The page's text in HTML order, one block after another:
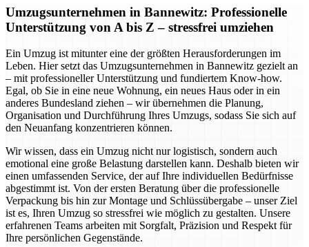
Umzugsunternehmen in Bannewitz: Professionelle
Unterstützung von A bis Z – stressfrei umziehen
Ein Umzug ist mitunter eine der größten Herausforderungen im
Leben. Hier setzt das Umzugsunternehmen in Bannewitz gezielt an
– mit professioneller Unterstützung und fundiertem Know-how.
Egal, ob Sie in eine neue Wohnung, ein neues Haus oder in ein
anderes Bundesland ziehen – wir übernehmen die Planung,
Organisation und Durchführung Ihres Umzugs, sodass Sie sich auf
den Neuanfang konzentrieren können.
Wir wissen, dass ein Umzug nicht nur logistisch, sondern auch
emotional eine große Belastung darstellen kann. Deshalb bieten wir
einen umfassenden Service, der auf Ihre individuellen Bedürfnisse
abgestimmt ist. Von der ersten Beratung über die professionelle
Verpackung bis hin zur Montage und Schlüssübergabe – unser Ziel
ist es, Ihren Umzug so stressfrei wie möglich zu gestalten. Unsere
erfahrenen Teams arbeiten mit Sorgfalt, Präzision und Respekt für
Ihre persönlichen Gegenstände.